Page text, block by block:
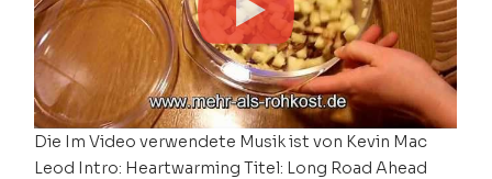
Die Im Video verwendete Musik ist von Kevin Mac
Leod Intro: Heartwarming Titel: Long Road Ahead